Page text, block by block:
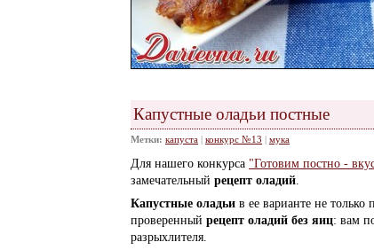
Капустные оладьи постные
Метки: капуста конкурс №13 мука
Для нашего конкурса "Готовим постно -
замечательный рецепт оладий.
Капустные оладьи в ее варианте не
проверенный рецепт оладий без яиц: вам
разрыхлителя.